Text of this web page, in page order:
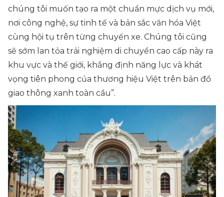
chúng tôi muốn tạo ra một chuẩn mực dịch vụ mới,
nơi công nghệ, sự tinh tế và bản sắc văn hóa Việt
cùng hội tụ trên từng chuyến xe. Chúng tôi cũng
sẽ sớm lan tỏa trải nghiệm di chuyển cao cấp này ra
khu vực và thế giới, khẳng định năng lực và khát
vọng tiên phong của thương hiệu Việt trên bản đồ
giao thông xanh toàn cầu”.